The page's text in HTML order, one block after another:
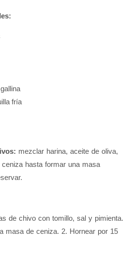
fría
mezclar harina, aceite de oliva,
hasta formar una masa
de chivo con tomillo, sal y pimienta.
masa de ceniza. 2. Hornear por 15